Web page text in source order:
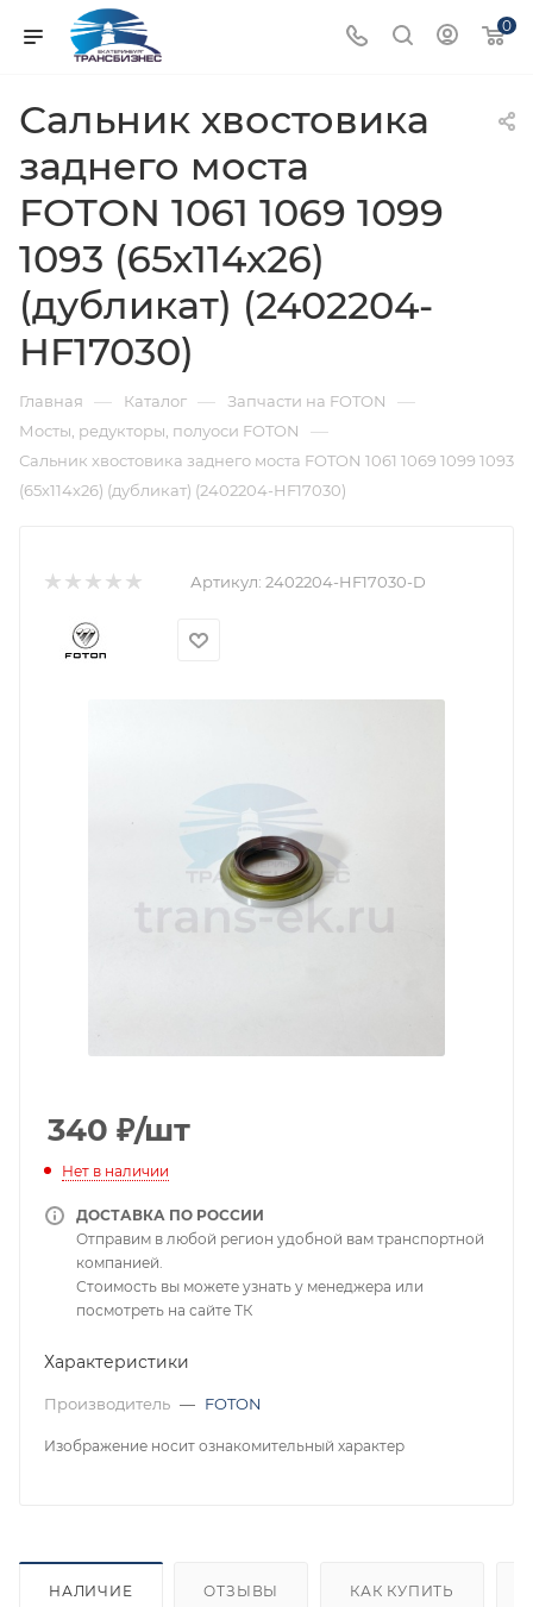
0
Сальник хвостовика
заднего моста
FOTON 1061 1069 1099
1093 (65х114х26)
(дубликат) (2402204-
HF17030)
Главная — Каталог — Запчасти на FOTON —
Мосты, редукторы, полуоси FOTON —
Сальник хвостовика заднего моста FOTON 1061 1069 1099 1093
(65х114х26) (дубликат) (2402204-HF17030)
Артикул: 2402204-HF17030-D
340 ₽/шт
Нет в наличии
ДОСТАВКА ПО РОССИИ
Отправим в любой регион удобной вам транспортной
компанией.
Стоимость вы можете узнать у менеджера или
посмотреть на сайте ТК
Характеристики
Производитель — FOTON
Изображение носит ознакомительный характер
НАЛИЧИЕ ОТЗЫВЫ КАК КУПИТЬ